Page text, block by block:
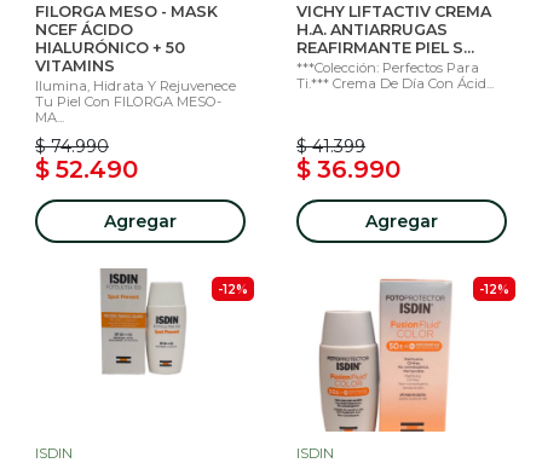
FILORGA MESO - MASK
NCEF ÁCIDO
HIALURÓNICO + 50
VITAMINS
Ilumina, Hidrata Y Rejuvenece
Tu Piel Con FILORGA MESO-
MA...
$ 74.990
$ 52.490
Agregar
VICHY LIFTACTIV CREMA
H.A. ANTIARRUGAS
REAFIRMANTE PIEL S...
***Colección: Perfectos Para
Ti.*** Crema De Día Con Ácid...
$ 41.399
$ 36.990
Agregar
-12%
ISDIN
-12%
ISDIN